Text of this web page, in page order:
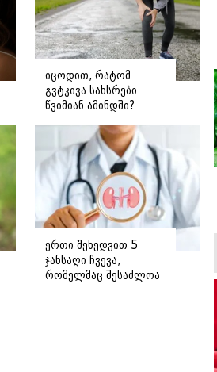
იცოდით, რატომ
გვტკივა სახსრები
წვიმიან ამინდში?
ერთი შეხედვით 5
ჯანსაღი ჩვევა,
რომელმაც შესაძლოა